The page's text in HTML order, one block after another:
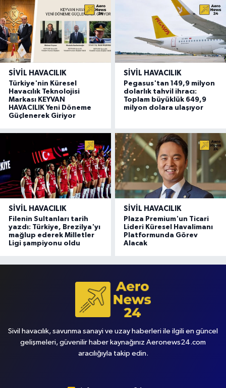
SIVIL HAVACILIK
Türkiye'nin Küresel
Havacılık Teknolojisi
Markası KEYVAN
HAVACILIK Yeni Döneme
Güçlenerek Giriyor
SIVIL HAVACILIK
Pegasus'tan 149,9 milyon
dolarlık tahvil ihracı:
Toplam büyüklük 649,9
milyon dolara ulaşıyor
SIVIL HAVACILIK
Filenin Sultanları tarih
yazdı: Türkiye, Brezilya'yı
mağlup ederek Milletler
Ligi şampiyonu oldu
SIVIL HAVACILIK
Plaza Premium'un Ticari
Lideri Küresel Havalimanı
Platformunda Görev
Alacak
Sivil havacılık, savunma sanayi ve uzay haberleri ile ilgili en güncel
gelişmeleri, güvenilir haber kaynağınız Aeronews24.com
aracılığıyla takip edin.